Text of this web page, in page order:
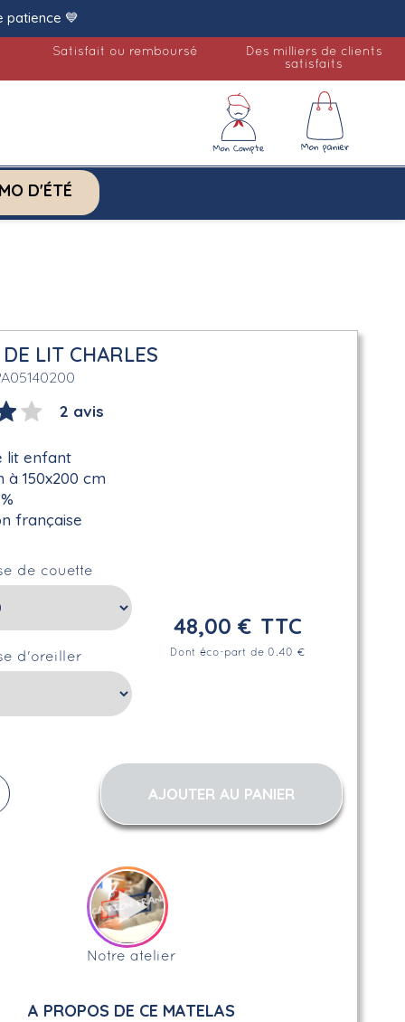
patience 💙
Satisfait ou remboursé
Des milliers de clients
satisfaits
D'ÉTÉ
LIT CHARLES
2 avis
lit enfant
à 150x200 cm
française
de couette
d'oreiller
48,00 € TTC
Dont éco-part de 0.40 €
AJOUTER AU PANIER
Notre atelier
A PROPOS DE CE MATELAS